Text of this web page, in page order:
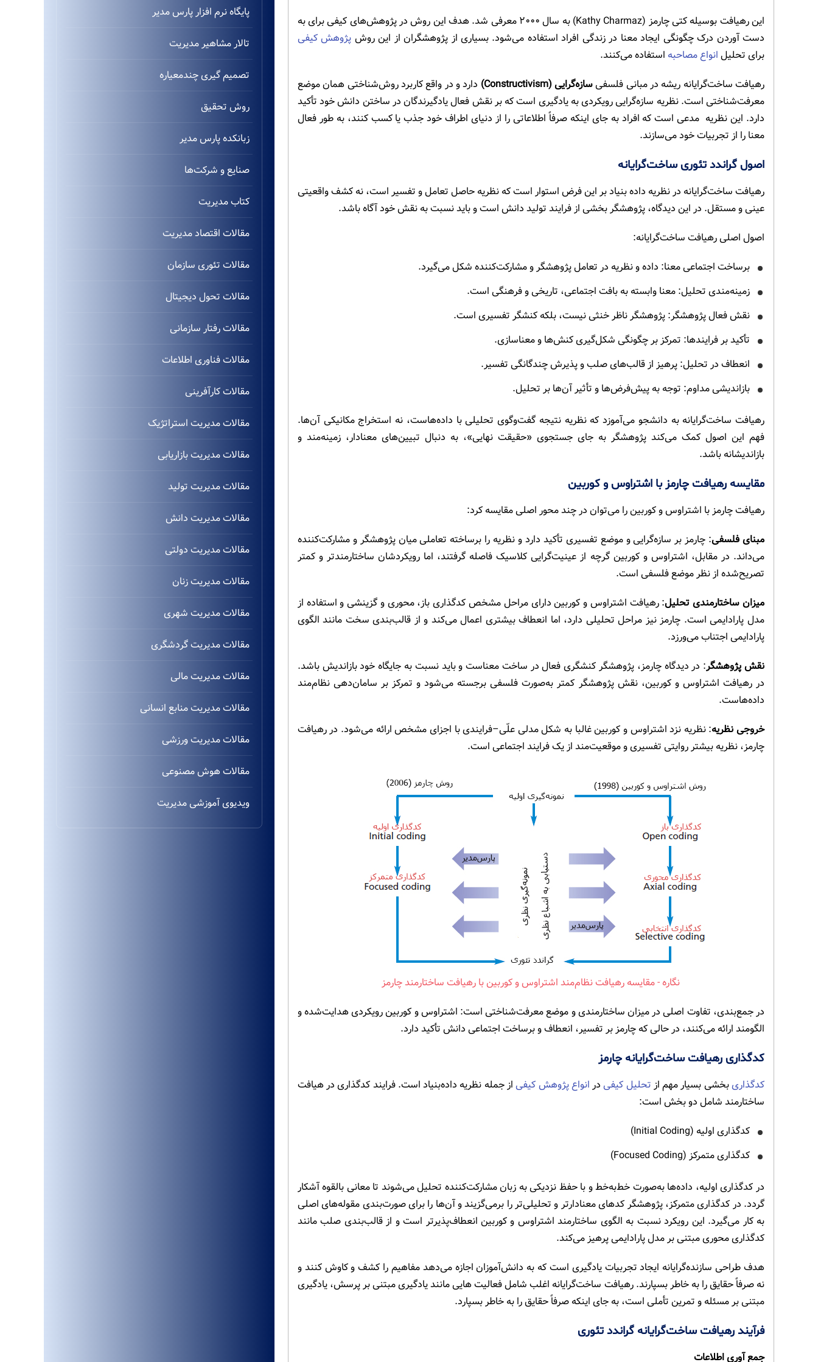
این رهیافت بوسیله کتی چارمز (Kathy Charmaz) به سال ۲۰۰۰ معرفی شد. هدف این روش در پژوهش‌های کیفی برای به
دست آوردن درک چگونگی ایجاد معنا در زندگی افراد استفاده می‌شود. بسیاری از پژوهشگران از این روش پژوهش کیفی
برای تحلیل انواع مصاحبه استفاده می‌کنند.
رهیافت ساخت‌گرایانه ریشه در مبانی فلسفیسازه‌گرایی (Constructivism)
دارد و در واقع کاربرد روش‌شناختی همان موضع
معرفت‌شناختی است. نظریه سازه‌گرایی رویکردی به یادگیری است که بر نقش فعال یادگیرندگان در ساختن دانش خود تأکید
دارد. این نظریه مدعی است که افراد به جای اینکه صرفاً اطلاعاتی را از دنیای اطراف خود جذب یا کسب کنند، به طور فعال
معنا را از تجربیات خود می‌سازند.
اصول گراندد تئوری ساخت‌گرایانه
رهیافت ساخت‌گرایانه در نظریه داده بنیاد بر این فرض استوار است که نظریه حاصل تعامل و تفسیر است، نه کشف واقعیتی
عینی و مستقل. در این دیدگاه، پژوهشگر بخشی از فرایند تولید دانش است و باید نسبت به نقش خود آگاه باشد.
اصول اصلی رهیافت ساخت‌گرایانه:
برساخت اجتماعی معنا: داده و نظریه در تعامل پژوهشگر و مشارکت‌کننده شکل می‌گیرد.
زمینه‌مندی تحلیل: معنا وابسته به بافت اجتماعی، تاریخی و فرهنگی است.
نقش فعال پژوهشگر: پژوهشگر ناظر خنثی نیست، بلکه کنشگر تفسیری است.
تأکید بر فرایندها: تمرکز بر چگونگی شکل‌گیری کنش‌ها و معناسازی.
انعطاف در تحلیل: پرهیز از قالب‌های صلب و پذیرش چندگانگی تفسیر.
بازاندیشی مداوم: توجه به پیش‌فرض‌ها و تأثیر آن‌ها بر تحلیل.
رهیافت ساخت‌گرایانه به دانشجو می‌آموزد که نظریه نتیجه گفت‌وگوی تحلیلی با داده‌هاست، نه استخراج مکانیکی آن‌ها.
فهم این اصول کمک می‌کند پژوهشگر به جای جستجوی «حقیقت نهایی»، به دنبال تبیین‌های معنادار، زمینه‌مند و
بازاندیشانه باشد.
مقایسه رهیافت چارمز با اشتراوس و کوربین
رهیافت چارمز با اشتراوس و کوربین را می‌توان در چند محور اصلی مقایسه کرد:
مبنای فلسفی: چارمز بر سازه‌گرایی و موضع تفسیری تأکید دارد و نظریه را برساخته تعاملی میان پژوهشگر و مشارکت‌کننده
می‌داند. در مقابل، اشتراوس و کوربین گرچه از عینیت‌گرایی کلاسیک فاصله گرفتند، اما رویکردشان ساختارمندتر و کمتر
تصریح‌شده از نظر موضع فلسفی است.
میزان ساختارمندی تحلیل: رهیافت اشتراوس و کوربین دارای مراحل مشخص کدگذاری باز، محوری و گزینشی و استفاده از
مدل پارادایمی است. چارمز نیز مراحل تحلیلی دارد، اما انعطاف بیشتری اعمال می‌کند و از قالب‌بندی سخت مانند الگوی
پارادایمی اجتناب می‌ورزد.
نقش پژوهشگر: در دیدگاه چارمز، پژوهشگر کنشگری فعال در ساخت معناست و باید نسبت به جایگاه خود بازاندیش باشد.
در رهیافت اشتراوس و کوربین، نقش پژوهشگر کمتر به‌صورت فلسفی برجسته می‌شود و تمرکز بر سامان‌دهی نظام‌مند
داده‌هاست.
خروجی نظریه: نظریه نزد اشتراوس و کوربین غالبا به شکل مدلی علّی–فرایندی با اجزای مشخص ارائه می‌شود. در رهیافت
چارمز، نظریه بیشتر روایتی تفسیری و موقعیت‌مند از یک فرایند اجتماعی است.
مقایسه رهیافت نظام‌مند اشتراوس و کوربین با رهیافت ساختارمند چارمز
در جمع‌بندی، تفاوت اصلی در میزان ساختارمندی و موضع معرفت‌شناختی است: اشتراوس و کوربین رویکردی هدایت‌شده و
الگومند ارائه می‌کنند، در حالی که چارمز بر تفسیر، انعطاف و برساخت اجتماعی دانش تأکید دارد.
کدگذاری رهیافت ساخت‌گرایانه چارمز
کدگذاریبخشی بسیار مهم از تحلیل کیفیدر انواع پژوهش کیفیاز جمله نظریه داده‌بنیاد است. فرایند کدگذاری در هیافت
ساختارمند شامل دو بخش است:
کدگذاری اولیه (Initial Coding)
کدگذاری متمرکز (Focused Coding)
در کدگذاری اولیه، داده‌ها به‌صورت خط‌به‌خط و با حفظ نزدیکی به زبان مشارکت‌کننده تحلیل می‌شوند تا معانی بالقوه آشکار
گردد. در کدگذاری متمرکز، پژوهشگر کدهای معنادارتر و تحلیلی‌تر را برمی‌گزیند و آن‌ها را برای صورت‌بندی مقوله‌های اصلی
به کار می‌گیرد. این رویکرد نسبت به الگوی ساختارمند اشتراوس و کوربین انعطاف‌پذیرتر است و از قالب‌بندی صلب مانند
کدگذاری محوری مبتنی بر مدل پارادایمی پرهیز می‌کند.
هدف طراحی سازنده‌گرایانه ایجاد تجربیات یادگیری است که به دانش‌آموزان اجازه می‌دهد مفاهیم را کشف و کاوش کنند و
نه صرفاً حقایق را به خاطر بسپارند. رهیافت ساخت‌گرایانه اغلب شامل فعالیت هایی مانند یادگیری مبتنی بر پرسش، یادگیری
مبتنی بر مسئله و تمرین تأملی است، به جای اینکه صرفاً حقایق را به خاطر بسپارد.
فرآیند رهیافت ساخت‌گرایانه گراندد تئوری
جمع آوری اطلاعات
پایگاه نرم افزار پارس مدیر
تالار مشاهیر مدیریت
تصمیم گیری چندمعیاره
روش تحقیق
زبانکده پارس مدیر
صنایع و شرکت‌ها
کتاب مدیریت
مقالات اقتصاد مدیریت
مقالات تئوری سازمان
مقالات تحول دیجیتال
مقالات رفتار سازمانی
مقالات فناوری اطلاعات
مقالات کارآفرینی
مقالات مدیریت استراتژیک
مقالات مدیریت بازاریابی
مقالات مدیریت تولید
مقالات مدیریت دانش
مقالات مدیریت دولتی
مقالات مدیریت زنان
مقالات مدیریت شهری
مقالات مدیریت گردشگری
مقالات مدیریت مالی
مقالات مدیریت منابع انسانی
مقالات مدیریت ورزشی
مقالات هوش مصنوعی
ویدیوی آموزشی مدیریت